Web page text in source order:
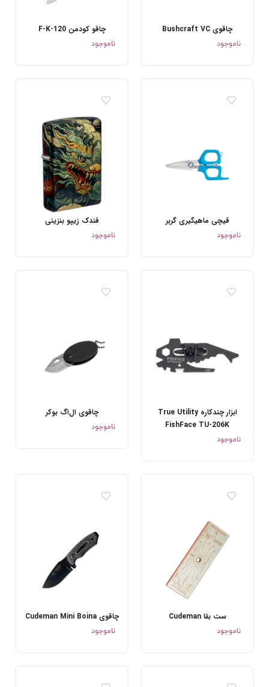
چاقوی Bushcraft VC
ناموجود
چاقو کودمن 120-F-K
ناموجود
قیچی ماهیگیری گربر
ناموجود
فندک زیپو بنزینی
ناموجود
ابزار چندکاره True Utility
FishFace TU-206K
ناموجود
چاقوی ال‌اگ بوکر
ناموجود
ست بقا Cudeman
ناموجود
چاقوی Cudeman Mini Boina
ناموجود